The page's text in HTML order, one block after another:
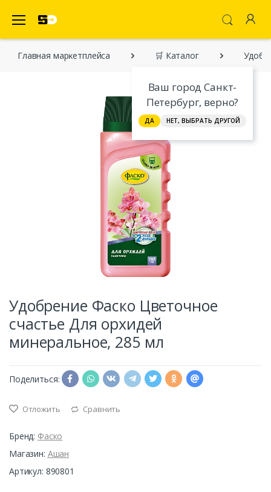
Ваш город Санкт-
Петербург, верно?
ДА НЕТ, ВЫБРАТЬ ДРУГОЙ
Главная марĸетплейса 🛒 Каталог
Удобрение Фаско Цветочное
счастье Для орхидей
минеральное, 285 мл
Поделиться:
Отложить Сравнить
Бренд: Фаско
Магазин: Ашан
Артикул: 890801